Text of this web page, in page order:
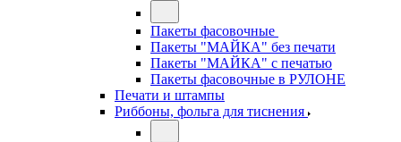
Пакеты фасовочные
Пакеты "МАЙКА" без печати
Пакеты "МАЙКА" с печатью
Пакеты фасовочные в РУЛОНЕ
Печати и штампы
Риббоны, фольга для тиснения